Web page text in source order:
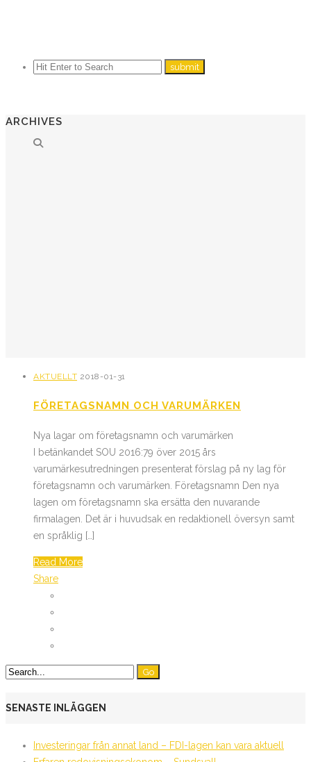
ARCHIVES
AKTUELLT 2018-01-31
FÖRETAGSNAMN OCH VARUMÄRKEN
Nya lagar om företagsnamn och varumärken
I betänkandet SOU 2016:79 över 2015 års
varumärkesutredningen presenterat förslag på ny lag för
företagsnamn och varumärken. Företagsnamn Den nya
lagen om företagsnamn ska ersätta den nuvarande
firmalagen. Det är i huvudsak en redaktionell översyn samt
en språklig […]
Read More
Share
SENASTE INLÄGGEN
Investeringar från annat land – FDI-lagen kan vara aktuell